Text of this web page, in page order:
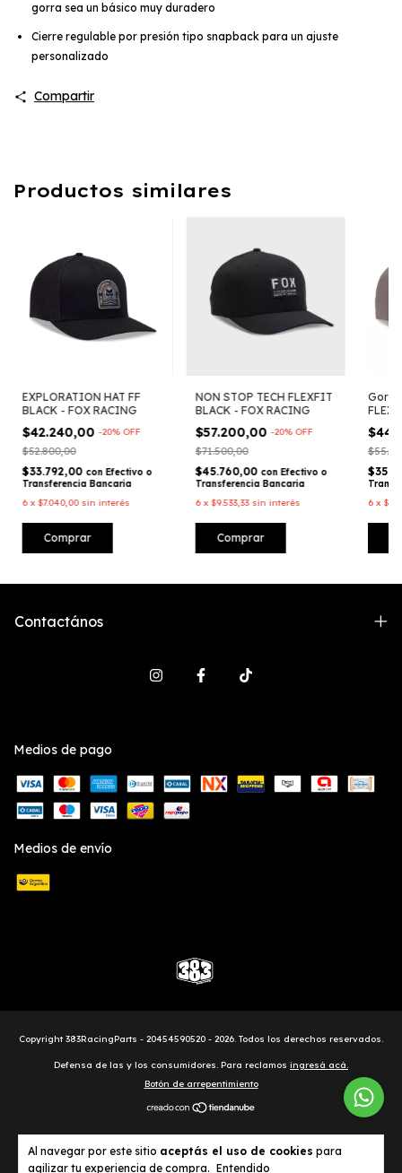
Al navegar por este sitio aceptás el uso de cookies para
agilizar tu experiencia de compra. Entendido
gorra sea un básico muy duradero
Cierre regulable por presión tipo snapback para un ajuste
personalizado
Compartir
Productos similares
EXPLORATION HAT FF
BLACK - FOX RACING
$42.240,00-20% OFF
$52.800,00
$33.792,00 con Efectivo o
Transferencia Bancaria
6 x$7.040,00 sin interés
Comprar
NON STOP TECH FLEXFIT
BLACK - FOX RACING
$57.200,00-20% OFF
$71.500,00
$45.760,00 con Efectivo o
Transferencia Bancaria
6 x$9.533,33 sin interés
Comprar
Gorra
6 x
Contactános
Medios de pago
Medios de envío
Copyright 383RacingParts - 20454590520 - 2026. Todos los derechos reservados.
Defensa de las y los consumidores. Para reclamos ingresá acá.
Botón de arrepentimiento